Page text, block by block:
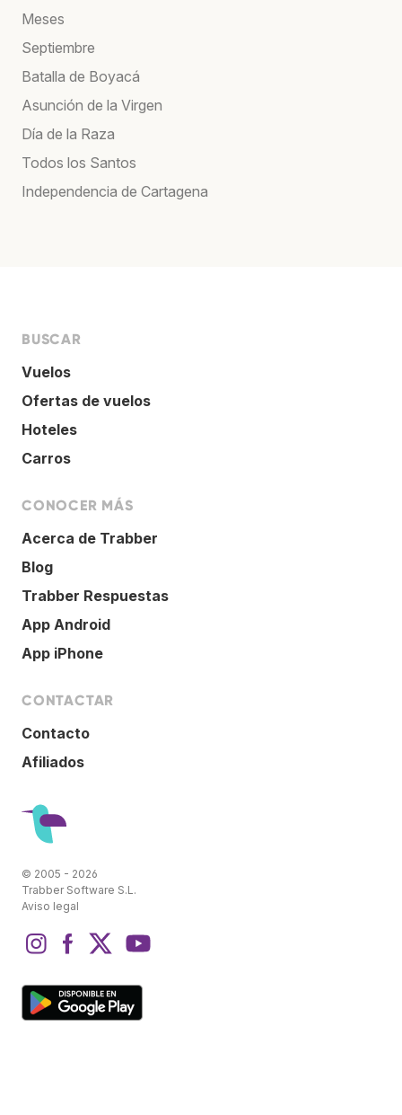
Meses
Septiembre
Batalla de Boyacá
Asunción de la Virgen
Día de la Raza
Todos los Santos
Independencia de Cartagena
BUSCAR
Vuelos
Ofertas de vuelos
Hoteles
Carros
CONOCER MÁS
Acerca de Trabber
Blog
Trabber Respuestas
App Android
App iPhone
CONTACTAR
Contacto
Afiliados
© 2005 - 2026
Trabber Software S.L.
Aviso legal